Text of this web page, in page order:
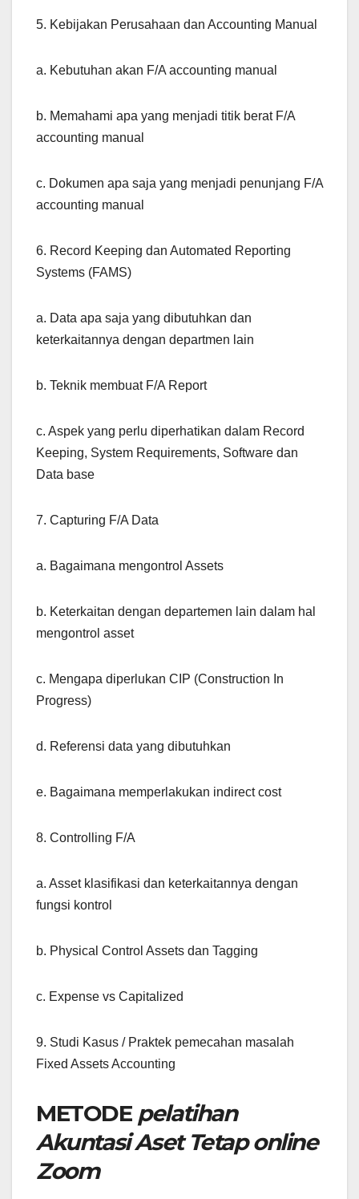
5. Kebijakan Perusahaan dan Accounting Manual
a. Kebutuhan akan F/A accounting manual
b. Memahami apa yang menjadi titik berat F/A
accounting manual
c. Dokumen apa saja yang menjadi penunjang F/A
accounting manual
6. Record Keeping dan Automated Reporting
Systems (FAMS)
a. Data apa saja yang dibutuhkan dan
keterkaitannya dengan departmen lain
b. Teknik membuat F/A Report
c. Aspek yang perlu diperhatikan dalam Record
Keeping, System Requirements, Software dan
Data base
7. Capturing F/A Data
a. Bagaimana mengontrol Assets
b. Keterkaitan dengan departemen lain dalam hal
mengontrol asset
c. Mengapa diperlukan CIP (Construction In
Progress)
d. Referensi data yang dibutuhkan
e. Bagaimana memperlakukan indirect cost
8. Controlling F/A
a. Asset klasifikasi dan keterkaitannya dengan
fungsi kontrol
b. Physical Control Assets dan Tagging
c. Expense vs Capitalized
9. Studi Kasus / Praktek pemecahan masalah
Fixed Assets Accounting
METODE pelatihan
Akuntasi Aset Tetap online
Zoom